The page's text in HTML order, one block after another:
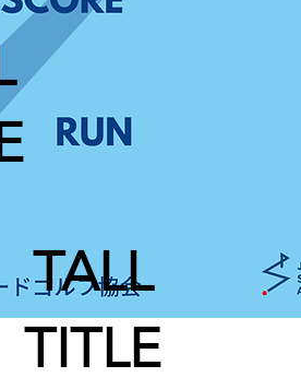
TALL
TITLE